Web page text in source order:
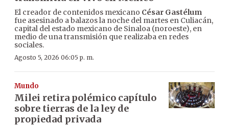
El creador de contenidos mexicano César Gastélum
fue asesinado a balazos la noche del martes en Culiacán,
capital del estado mexicano de Sinaloa (noroeste), en
medio de una transmisión que realizaba en redes
sociales.
Agosto 5, 2026 06:05 p. m.
Mundo
Milei retira polémico capítulo
sobre tierras de la ley de
propiedad privada